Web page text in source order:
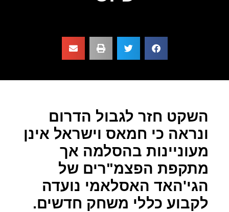
השקט חזר לגבול הדרום
ונראה כי חמאס וישראל אינן
מעוניינות בהסלמה אך
מתקפת הפצמ"רים של
הגי'האד האסלאמי נועדה
לקבוע כללי משחק חדשים.